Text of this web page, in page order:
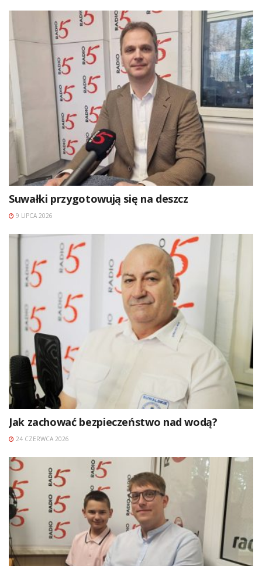
Suwałki przygotowują się na deszcz
9 LIPCA 2026
Jak zachować bezpieczeństwo nad wodą?
24 CZERWCA 2026